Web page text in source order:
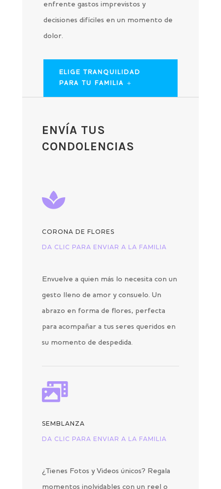
enfrente gastos imprevistos y
decisiones difíciles en un momento de
dolor.
ELIGE TRANQUILIDAD
PARA TU FAMILIA
ENVÍA TUS
CONDOLENCIAS

CORONA DE FLORES
DA CLIC PARA ENVIAR A LA FAMILIA
Envuelve a quien más lo necesita con un
gesto lleno de amor y consuelo. Un
abrazo en forma de flores, perfecta
para acompañar a tus seres queridos en
su momento de despedida.

SEMBLANZA
DA CLIC PARA ENVIAR A LA FAMILIA
¿Tienes Fotos y Videos únicos? Regala
momentos inolvidables con un reel o